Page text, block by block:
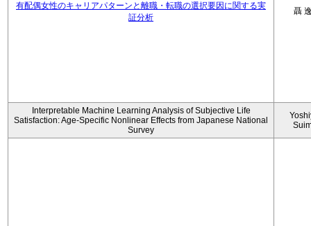
有配偶女性のキャリアパターンと離職・転職の選択要因に関する実
証分析
聶
Interpretable Machine Learning Analysis of Subjective Life
Satisfaction: Age-Specific Nonlinear Effects from Japanese National
Survey